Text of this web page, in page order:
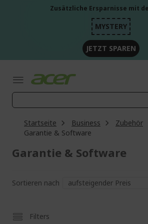
Zusätzliche Ersparnisse mit
MYSTERY
JETZT SPAREN
Startseite Business
Zubehör
Garantie & Software
Garantie & Software
Sortieren nach
Filters